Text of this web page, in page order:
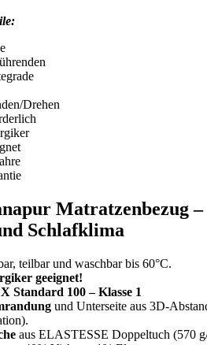
Drehen
Matratzenbezug
Schlafklima
teilbar und waschbar bis 60°C.
geeignet!
Standard 100 – Klasse 1
und Unterseite aus 3D-
aus ELASTESSE Doppeltuch (570